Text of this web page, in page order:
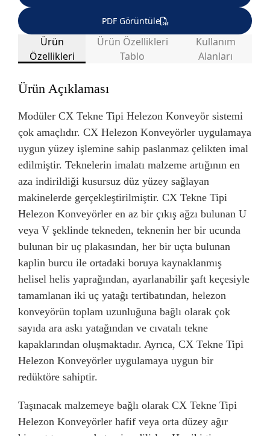
Ürün
Özellikleri
Ürün Özellikleri
Tablo
Kullanım
Alanları
PDF Görüntüle
Ürün Açıklaması
Modüler CX Tekne Tipi Helezon Konveyör sistemi
çok amaçlıdır. CX Helezon Konveyörler uygulamaya
uygun yüzey işlemine sahip paslanmaz çelikten imal
edilmiştir. Teknelerin imalatı malzeme artığının en
aza indirildiği kusursuz düz yüzey sağlayan
makinelerde gerçekleştirilmiştir. CX Tekne Tipi
Helezon Konveyörler en az bir çıkış ağzı bulunan U
veya V şeklinde tekneden, teknenin her bir ucunda
bulunan bir uç plakasından, her bir uçta bulunan
kaplin burcu ile ortadaki boruya kaynaklanmış
helisel helis yaprağından, ayarlanabilir şaft keçesiyle
tamamlanan iki uç yatağı tertibatından, helezon
konveyörün toplam uzunluğuna bağlı olarak çok
sayıda ara askı yatağından ve cıvatalı tekne
kapaklarından oluşmaktadır. Ayrıca, CX Tekne Tipi
Helezon Konveyörler uygulamaya uygun bir
redüktöre sahiptir.
Taşınacak malzemeye bağlı olarak CX Tekne Tipi
Helezon Konveyörler hafif veya orta düzey ağır
GIDA SANAYİ DEMİR ÇELİK
ARAÇ ÜSTÜ
EKİPMANLARI
ÇİMENTO, BETON
ISITMA ve
SOĞUTMA
GAZ EKOLOJİK TARIM MAKİNA SANAYİ
BOYA SANAYİ KAĞIT PLASTİK SANAYİ
GEMİ SANAYİ ŞEKER SU